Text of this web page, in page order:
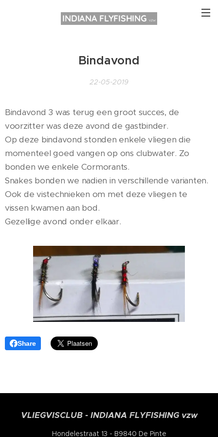
INDIANA FLYFISHINGVZW
Bindavond
22-05-2019
Bindavond 3 was terug een groot succes, de
voorzitter was deze avond de gastbinder.
Op deze bindavond stonden enkele vliegen die
momenteel goed vangen op ons clubwater. Zo
bonden we enkele Cormorants.
Snakes bonden we nadien in verschillende varianten.
Ook de vistechnieken om met deze vliegen te
vissen kwamen aan bod.
Gezellige avond onder elkaar.
Share
VLIEGVISCLUB - INDIANA FLYFISHING vzw
Hondelestraat 13 - B9840 De Pinte